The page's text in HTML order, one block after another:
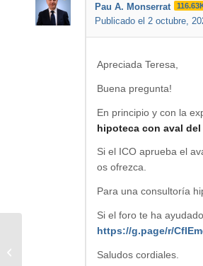
Pau A. Monserrat
Publicado el 2 octubre,
Apreciada Teresa,
Buena pregunta!
En principio y con la
hipoteca con aval
Si el ICO aprueba el
os ofrezca.
Para una consultoría
Si el foro te ha
https://g.page/r/
Saludos cordiales.
Euribor trimestral